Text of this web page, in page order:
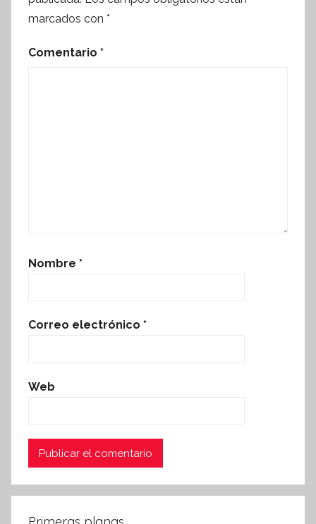
marcados con *
Comentario *
Nombre *
Correo electrónico *
Web